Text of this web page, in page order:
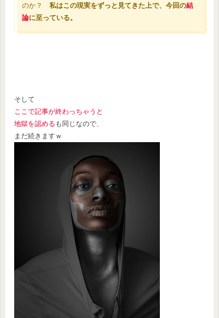
のか？ 私はこの現実をずっと見てきた上で、今回の結
論に至っている。
そして
ここで記事が終わっちゃうと
地獄を認めるも同じなので、
まだ続きますｗ